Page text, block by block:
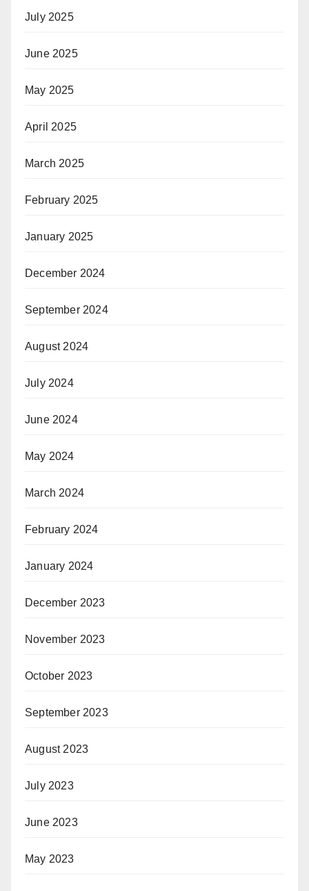
July 2025
June 2025
May 2025
April 2025
March 2025
February 2025
January 2025
December 2024
September 2024
August 2024
July 2024
June 2024
May 2024
March 2024
February 2024
January 2024
December 2023
November 2023
October 2023
September 2023
August 2023
July 2023
June 2023
May 2023